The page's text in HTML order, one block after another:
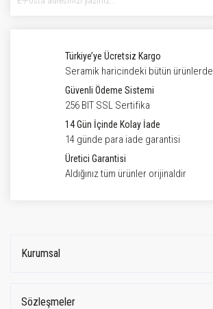
Türkiye’ye Ücretsiz Kargo
Seramik haricindeki bütün ürünlerde
Güvenli Ödeme Sistemi
256 BIT SSL Sertifika
14 Gün İçinde Kolay İade
14 günde para iade garantisi
Üretici Garantisi
Aldığınız tüm ürünler orijinaldir
Kurumsal
Sözleşmeler